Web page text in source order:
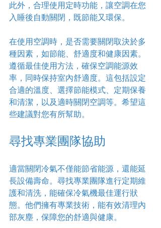
此外，合理使用定時功能，讓空調在您
入睡後自動關閉，既節能又環保。
在使用空調時，是否需要關閉取決於多
種因素，如節能、舒適度和健康因素。
遵循最佳使用方法，確保空調能源效
率，同時保持室內舒適度。這包括設定
合適的溫度、選擇節能模式、定期保養
和清潔，以及適時關閉空調等。希望這
些建議對您有所幫助。
尋找專業團隊協助
適當關閉冷氣不僅能節省能源，還能延
長設備壽命。尋找專業團隊進行定期維
護和清洗，能確保冷氣機最佳運行狀
態。他們擁有專業技術，能有效清理內
部灰塵，保障您的舒適與健康。